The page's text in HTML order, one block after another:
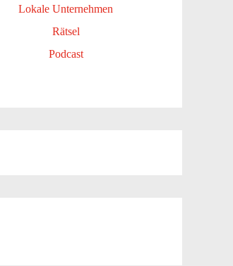
Lokale Unternehmen
Rätsel
Podcast